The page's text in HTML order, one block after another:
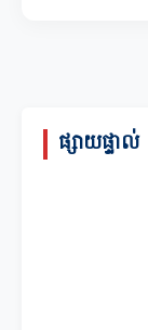
ផ្សាយផ្ទាល់